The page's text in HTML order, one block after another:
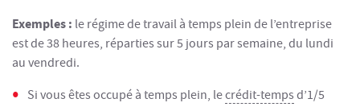
Exemples : le régime de travail à temps plein de l’entreprise
est de 38 heures, réparties sur 5 jours par semaine, du lundi
au vendredi.
Si vous êtes occupé à temps plein, lecrédit-temps d’1/5